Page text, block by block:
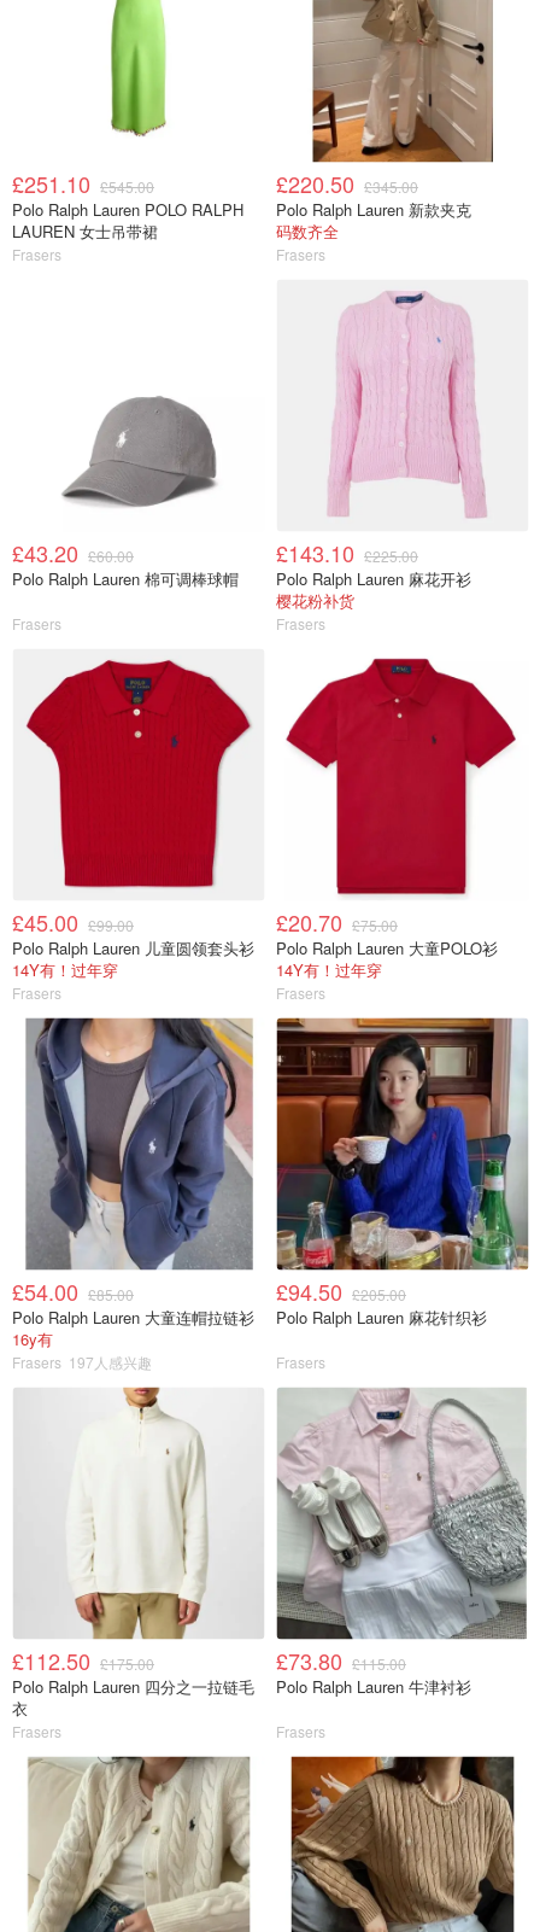
£251.10 £545.00
Polo Ralph Lauren POLO RALPH
LAUREN 女士吊带裙
Frasers
£220.50 £345.00
Polo Ralph Lauren 新款夹克
码数齐全
Frasers
£43.20 £60.00
Polo Ralph Lauren 棉可调棒球帽
Frasers
£143.10 £225.00
Polo Ralph Lauren 麻花开衫
樱花粉补货
Frasers
£45.00 £99.00
Polo Ralph Lauren 儿童圆领套头衫
14Y有！过年穿
Frasers
£20.70 £75.00
Polo Ralph Lauren 大童POLO衫
14Y有！过年穿
Frasers
£54.00 £85.00
Polo Ralph Lauren 大童连帽拉链衫
16y有
Frasers 197人感兴趣
£94.50 £205.00
Polo Ralph Lauren 麻花针织衫
Frasers
£112.50 £175.00
Polo Ralph Lauren 四分之一拉链毛
衣
Frasers
£73.80 £115.00
Polo Ralph Lauren 牛津衬衫
Frasers